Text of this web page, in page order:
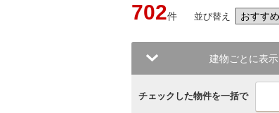
702件 並び替え
建物ごとに表示
チェックした物件を一括で